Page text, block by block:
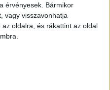
érvényesek. Bármikor
vagy visszavonhatja
oldalra, és rákattint az oldal
1-én nyílt meg és 2023.
21-ig beérkezett
díj vonatkozik, míg
nevezési díj